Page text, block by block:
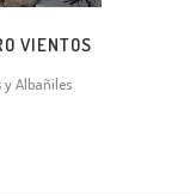
VIENTOS
y Albañiles